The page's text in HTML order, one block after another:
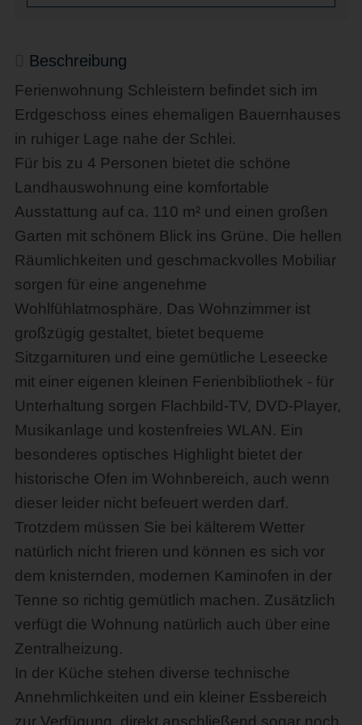
Beschreibung
Ferienwohnung Schleistern befindet sich im
Erdgeschoss eines ehemaligen Bauernhauses
in ruhiger Lage nahe der Schlei.
Für bis zu 4 Personen bietet die schöne
Landhauswohnung eine komfortable
Ausstattung auf ca. 110 m² und einen großen
Garten mit schönem Blick ins Grüne. Die hellen
Räumlichkeiten und geschmackvolles Mobiliar
sorgen für eine angenehme
Wohlfühlatmosphäre. Das Wohnzimmer ist
großzügig gestaltet, bietet bequeme
Sitzgarnituren und eine gemütliche Leseecke
mit einer eigenen kleinen Ferienbibliothek - für
Unterhaltung sorgen Flachbild-TV, DVD-Player,
Musikanlage und kostenfreies WLAN. Ein
besonderes optisches Highlight bietet der
historische Ofen im Wohnbereich, auch wenn
dieser leider nicht befeuert werden darf.
Trotzdem müssen Sie bei kälterem Wetter
natürlich nicht frieren und können es sich vor
dem knisternden, modernen Kaminofen in der
Tenne so richtig gemütlich machen. Zusätzlich
verfügt die Wohnung natürlich auch über eine
Zentralheizung.
In der Küche stehen diverse technische
Annehmlichkeiten und ein kleiner Essbereich
zur Verfügung, direkt anschließend sogar noch